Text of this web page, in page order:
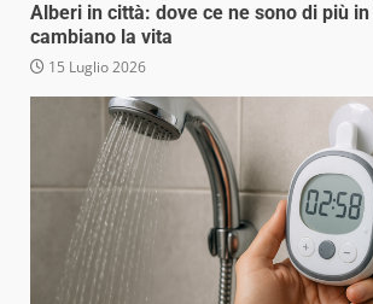
Alberi in città: dove ce ne sono di più
cambiano la vita
15 Luglio 2026